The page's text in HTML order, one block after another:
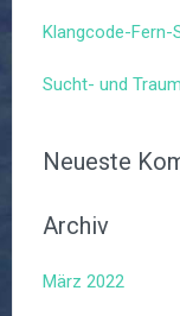
Klangcode-Fern-
Sucht- und
Neueste
Archiv
März 2022